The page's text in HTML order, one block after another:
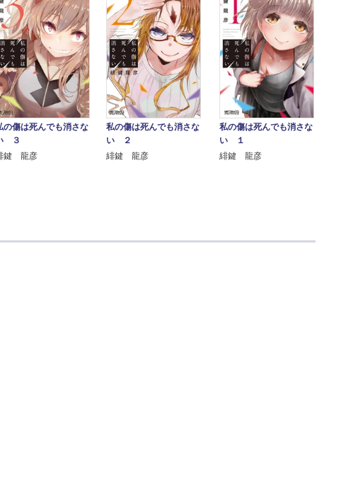
の傷は死んでも消さな
３
鍵 龍彦
私の傷は死んでも消さな
い ２
緋鍵 龍彦
私の傷は死んでも消さな
い １
緋鍵 龍彦